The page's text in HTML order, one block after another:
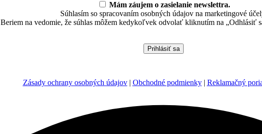
Mám záujem o zasielanie newslettra.
Súhlasím so spracovaním osobných údajov na marketingové
Beriem na vedomie, že súhlas môžem kedykoľvek odvolať kliknutím na „Odhlásiť
Zásady ochrany osobných údajov| Obchodné podmienky| Reklamačný